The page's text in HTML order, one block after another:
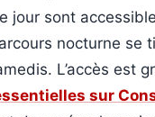
jour sont
nocturne se
L’accès est
sur